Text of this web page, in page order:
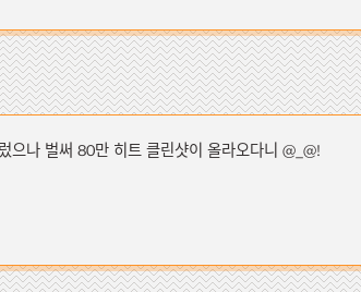
나 벌써 80만 히트 클린샷이 올라오다니 @_@!